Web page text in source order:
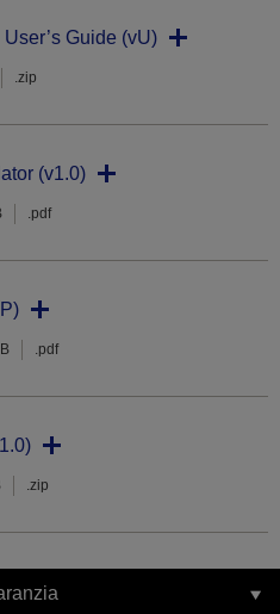
Guide (vU)
.zip
(v1.0)
.pdf
.pdf
.zip